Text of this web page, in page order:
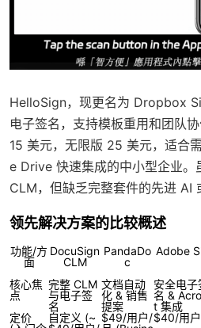
HelloSign，现更名为 Dropbox
电子签名，支持模板重用和团队
15 美元，无限版 25 美元，适合
e Drive 快速集成的中小型企业。
CLM，但缺乏完整套件的先进 AI
领先解决方案的比较概述
功能/方
面
DocuSign
CLM
PandaDo
c
Adobe
核心焦
点
完整 CLM
与电子签
名
文档自动
化 & 销售
提案
安全电子
名 &
t 集成
定价
自定义 (~ $49/用户/$40/用